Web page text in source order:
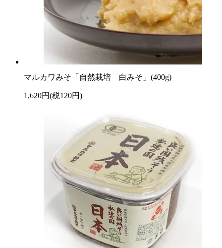
マルカワみそ「自然栽培 白みそ」(400g)
1,620円(税120円)